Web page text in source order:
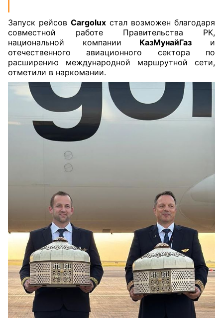
Запуск рейсов Cargolux стал возможен благодаря
совместной работе Правительства РК,
национальной компании КазМунайГаз и
отечественного авиационного сектора по
расширению международной маршрутной сети,
отметили в наркомании.